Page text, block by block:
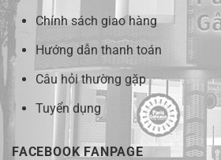
Chính sách giao hàng
Hướng dẫn thanh toán
Câu hỏi thường gặp
Tuyển dụng
FACEBOOK FANPAGE